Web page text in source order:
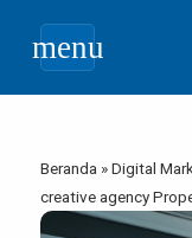
menu
Beranda »Digital
creative agency